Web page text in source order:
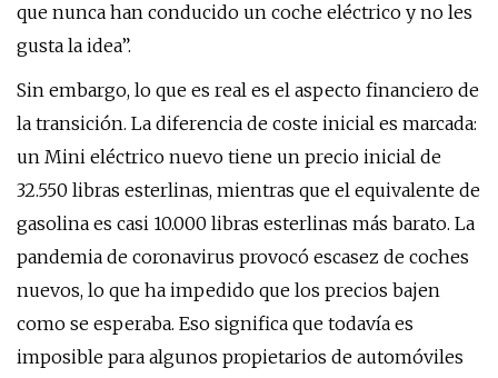
que nunca han conducido un coche eléctrico y no les
gusta la idea”.
Sin embargo, lo que es real es el aspecto financiero de
la transición. La diferencia de coste inicial es marcada:
un Mini eléctrico nuevo tiene un precio inicial de
32.550 libras esterlinas, mientras que el equivalente de
gasolina es casi 10.000 libras esterlinas más barato. La
pandemia de coronavirus provocó escasez de coches
nuevos, lo que ha impedido que los precios bajen
como se esperaba. Eso significa que todavía es
imposible para algunos propietarios de automóviles